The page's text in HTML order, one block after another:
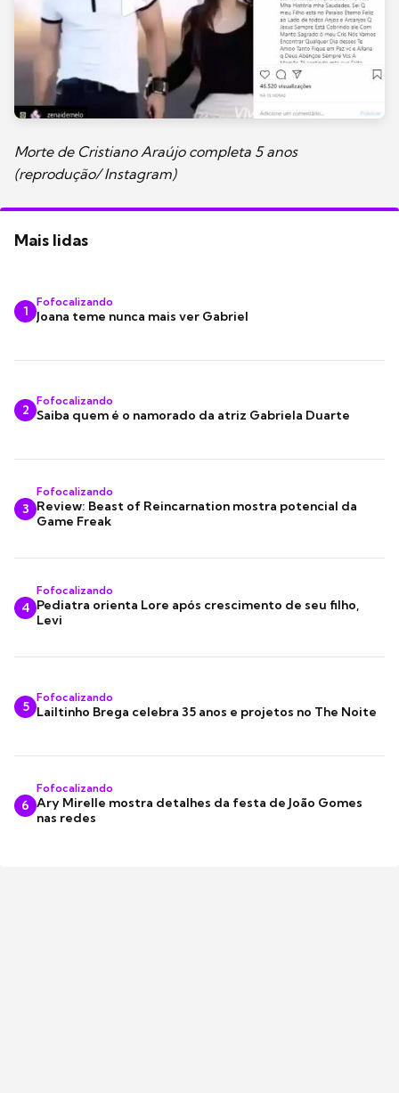
Morte de Cristiano Araújo completa 5 anos
(reprodução/ Instagram)
Mais lidas
1
Fofocalizando
Joana teme nunca mais ver Gabriel
2
Fofocalizando
Saiba quem é o namorado da atriz Gabriela Duarte
3
Fofocalizando
Review: Beast of Reincarnation mostra potencial da
Game Freak
4
Fofocalizando
Pediatra orienta Lore após crescimento de seu filho,
Levi
5
Fofocalizando
Lailtinho Brega celebra 35 anos e projetos no The Noite
6
Fofocalizando
Ary Mirelle mostra detalhes da festa de João Gomes
nas redes